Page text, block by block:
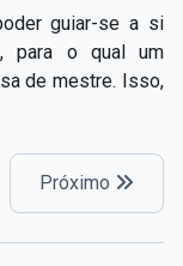
guiar-se a si
para o qual um
de mestre. Isso,
Próximo